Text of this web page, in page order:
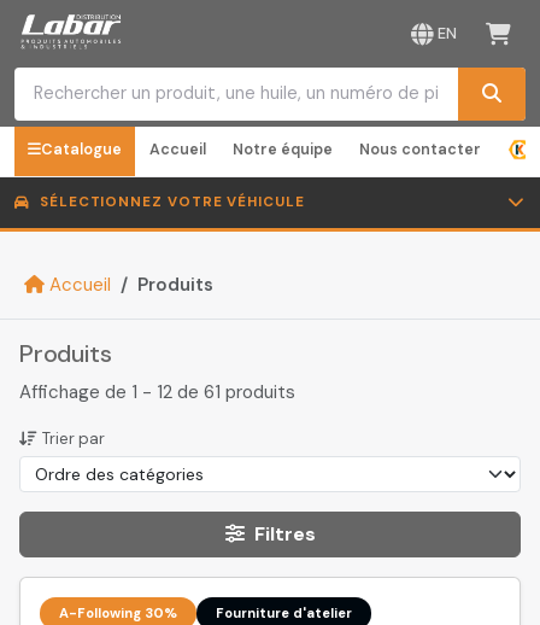
EN
Catalogue Accueil Notre équipe Nous contacter
SÉLECTIONNEZ VOTRE VÉHICULE
Accueil Produits
Produits
Affichage de 1 - 12 de 61 produits
Trier par
Filtres
A-Following 30% Fourniture d'atelier